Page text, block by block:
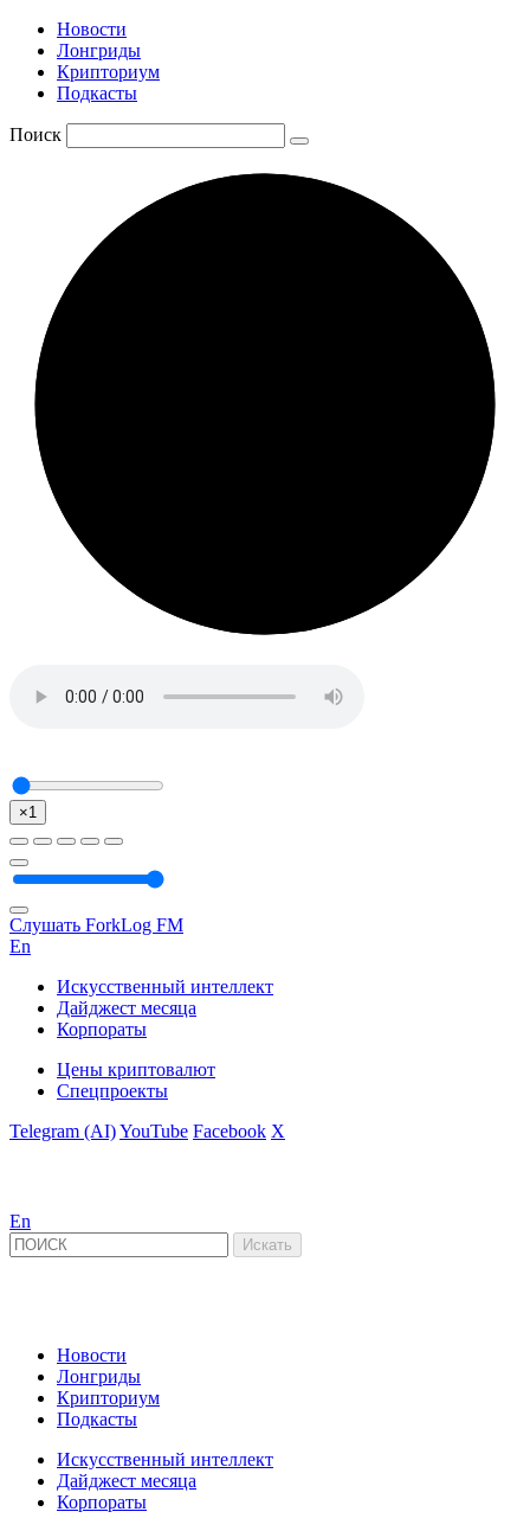
Новости
Лонгриды
Крипториум
Подкасты
Поиск
×1
Слушать ForkLog FM
En
Искусственный интеллект
Дайджест месяца
Корпораты
Цены криптовалют
Спецпроекты
Telegram (AI)YouTube Facebook X
En
Новости
Лонгриды
Крипториум
Подкасты
Искусственный интеллект
Дайджест месяца
Корпораты